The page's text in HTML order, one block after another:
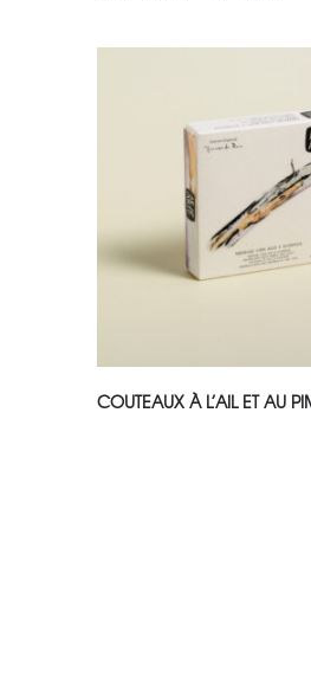
AJOUTER AU PANIER
COUTEAUX À L’AIL ET AU